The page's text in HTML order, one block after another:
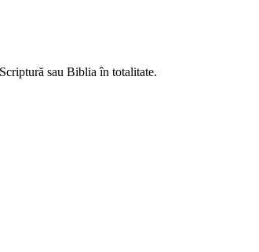
sau Biblia în totalitate.